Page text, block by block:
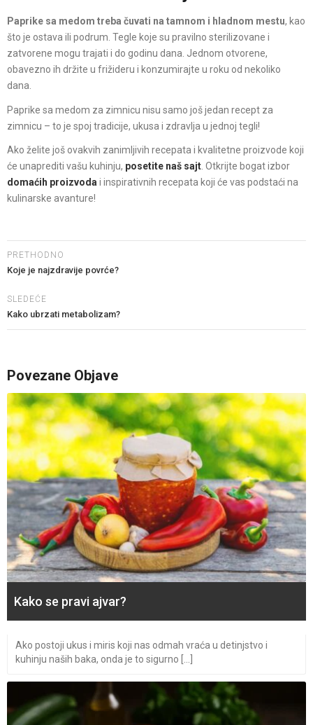
Paprike sa medom treba čuvati na tamnom i hladnom mestu, kao
što je ostava ili podrum. Tegle koje su pravilno sterilizovane i
zatvorene mogu trajati i do godinu dana. Jednom otvorene,
obavezno ih držite u frižideru i konzumirajte u roku od nekoliko
dana.
Paprike sa medom za zimnicu nisu samo još jedan recept za
zimnicu – to je spoj tradicije, ukusa i zdravlja u jednoj tegli!
Ako želite još ovakvih zanimljivih recepata i kvalitetne proizvode koji
će unaprediti vašu kuhinju, posetite naš sajt. Otkrijte bogat izbor
domaćih proizvodai inspirativnih recepata koji će vas podstaći na
kulinarske avanture!
PRETHODNO
Koje je najzdravije povrće?
SLEDEĆE
Kako ubrzati metabolizam?
Povezane Objave
Kako se pravi ajvar?
Ako postoji ukus i miris koji nas odmah vraća u detinjstvo i
kuhinju naših baka, onda je to sigurno [...]